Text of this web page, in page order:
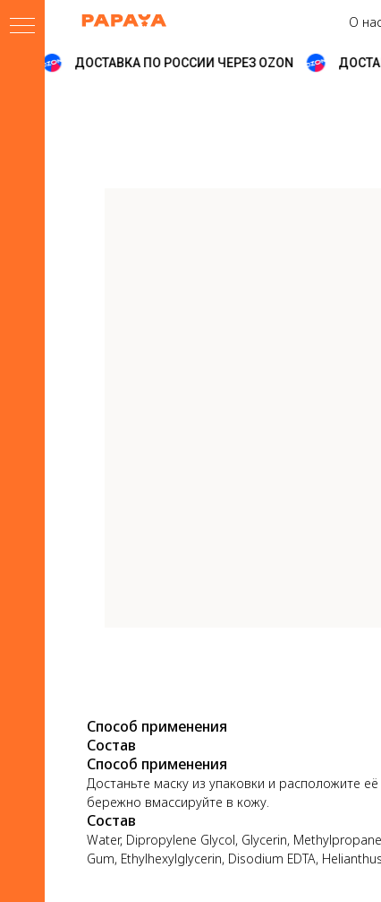
О
ДОСТАВКА ПО РОССИИ ЧЕРЕЗ OZON
Способ применения
Состав
Способ применения
Достаньте маску из упаковки и расположите
бережно вмассируйте в кожу.
Состав
Water, Dipropylene Glycol, Glycerin,
Gum, Ethylhexylglycerin, Disodium EDTA,